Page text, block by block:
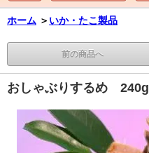
ホーム ＞ いか・たこ製品
前の商品へ
おしゃぶりするめ 240g